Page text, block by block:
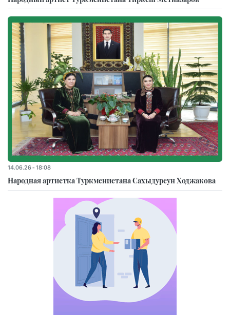
14.06.26 - 18:08
Народная артистка Туркменистана Сахыдурсун Ходжакова